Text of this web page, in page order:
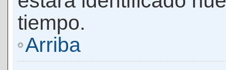
tiempo.
Arriba